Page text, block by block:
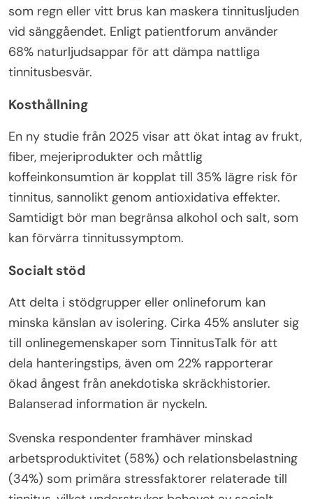
som regn eller vitt brus kan maskera tinnitusljuden
vid sänggåendet. Enligt patientforum använder
68% naturljudsappar för att dämpa nattliga
tinnitusbesvär.
Kosthållning
En ny studie från 2025 visar att ökat intag av frukt,
fiber, mejeriprodukter och måttlig
koffeinkonsumtion är kopplat till 35% lägre risk för
tinnitus, sannolikt genom antioxidativa effekter.
Samtidigt bör man begränsa alkohol och salt, som
kan förvärra tinnitussymptom.
Socialt stöd
Att delta i stödgrupper eller onlineforum kan
minska känslan av isolering. Cirka 45% ansluter sig
till onlinegemenskaper som TinnitusTalk för att
dela hanteringstips, även om 22% rapporterar
ökad ångest från anekdotiska skräckhistorier.
Balanserad information är nyckeln.
Svenska respondenter framhäver minskad
arbetsproduktivitet (58%) och relationsbelastning
(34%) som primära stressfaktorer relaterade till